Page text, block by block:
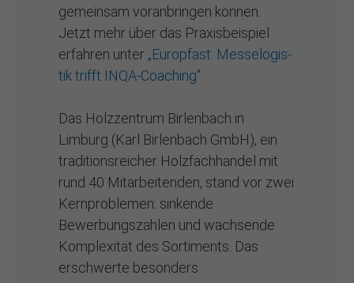
gemeinsam voranbringen können.
Jetzt mehr über das Praxisbeispiel
erfahren unter „Eu­ropfast: Mes­se­lo­gis­
tik trifft IN­QA-Coa­ching"
Das Holzzentrum Birlenbach in
Limburg (Karl Birlenbach GmbH), ein
traditionsreicher Holzfachhandel mit
rund 40 Mitarbeitenden, stand vor zwei
Kernproblemen: sinkende
Bewerbungszahlen und wachsende
Komplexität des Sortiments. Das
erschwerte besonders